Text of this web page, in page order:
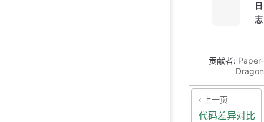
日
志
贡献者: Paper-
Dragon
上一页
代码差异对比